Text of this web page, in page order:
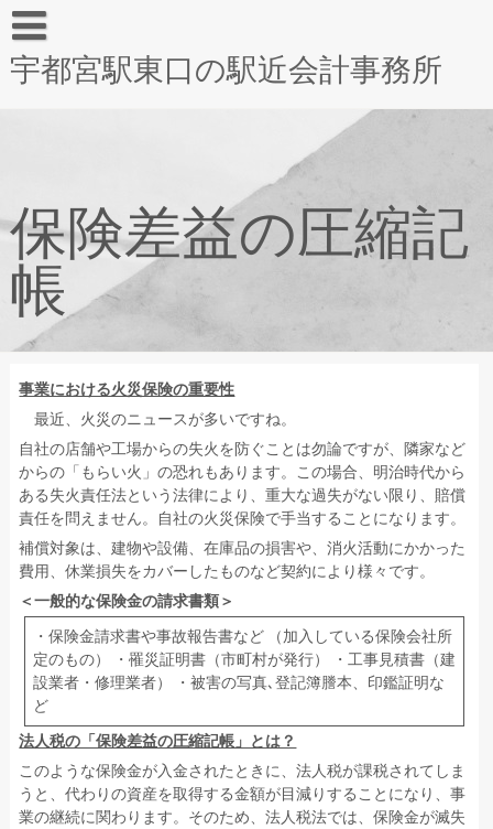
宇都宮駅東口の駅近会計事務所
保険差益の圧縮記
帳
事業における火災保険の重要性
最近、火災のニュースが多いですね。
自社の店舗や工場からの失火を防ぐことは勿論ですが、隣家など
からの「もらい火」の恐れもあります。この場合、明治時代から
ある失火責任法という法律により、重大な過失がない限り、賠償
責任を問えません。自社の火災保険で手当することになります。
補償対象は、建物や設備、在庫品の損害や、消火活動にかかった
費用、休業損失をカバーしたものなど契約により様々です。
＜一般的な保険金の請求書類＞
・保険金請求書や事故報告書など （加入している保険会社所
定のもの） ・罹災証明書（市町村が発行） ・工事見積書（建
設業者・修理業者） ・被害の写真､登記簿謄本、印鑑証明な
ど
法人税の「保険差益の圧縮記帳」とは？
このような保険金が入金されたときに、法人税が課税されてしま
うと、代わりの資産を取得する金額が目減りすることになり、事
業の継続に関わります。そのため、法人税法では、保険金が滅失